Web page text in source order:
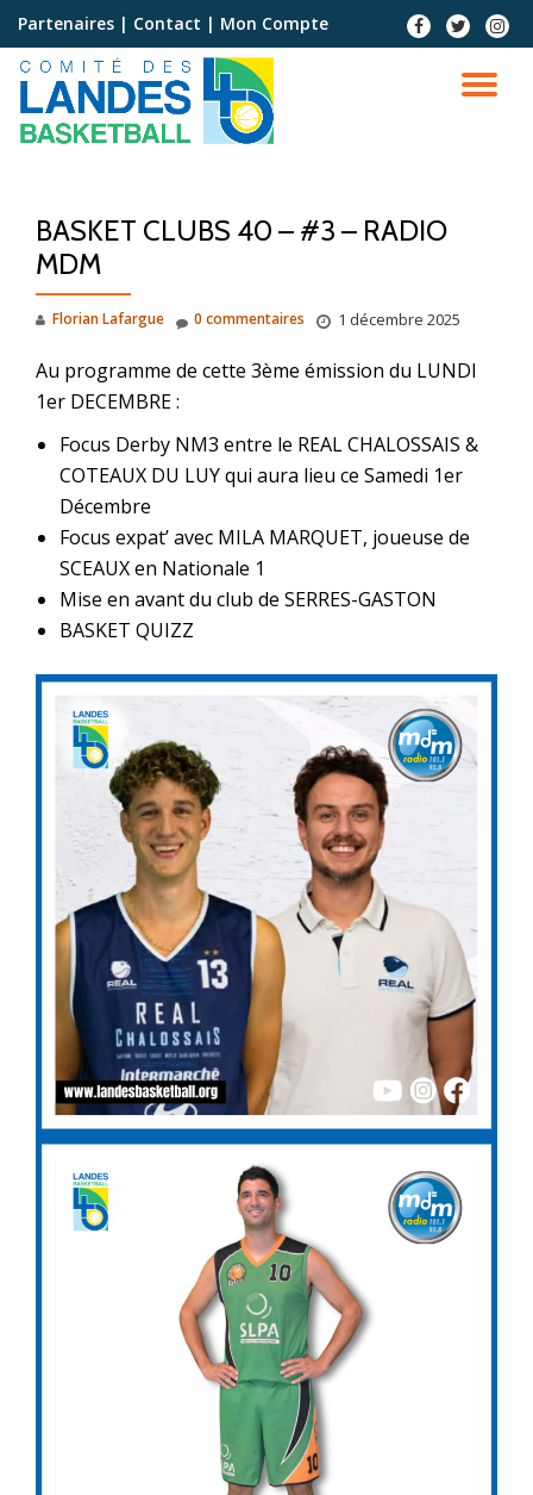
Aller
contenu
Partenaires | Contact | Mon Compte
BASKET CLUBS 40 – #3 – RADIO
MDM
Florian Lafargue 1 décembre 2025
0 commentaires
Au programme de cette 3ème émission du LUNDI
1er DECEMBRE :
Focus Derby NM3 entre le REAL CHALOSSAIS &
COTEAUX DU LUY qui aura lieu ce Samedi 1er
Décembre
Focus expat’ avec MILA MARQUET, joueuse de
SCEAUX en Nationale 1
Mise en avant du club de SERRES-GASTON
BASKET QUIZZ